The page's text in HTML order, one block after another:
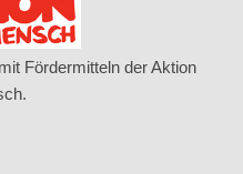
Fördermitteln der Aktion